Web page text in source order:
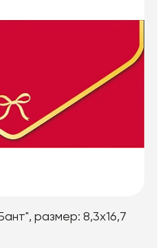
размер: 8,3х16,7